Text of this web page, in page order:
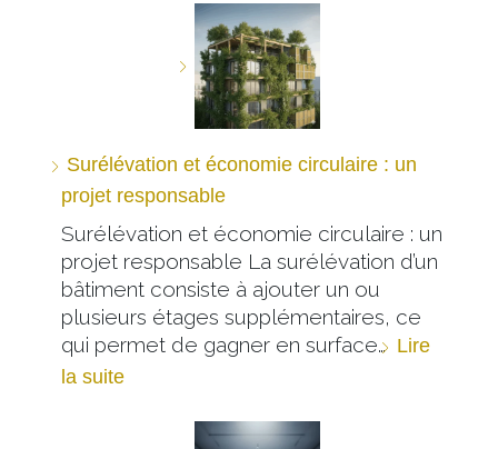
Surélévation et économie circulaire : un
projet responsable
Surélévation et économie circulaire : un
projet responsable La surélévation d’un
bâtiment consiste à ajouter un ou
plusieurs étages supplémentaires, ce
qui permet de gagner en surface… Lire
la suite